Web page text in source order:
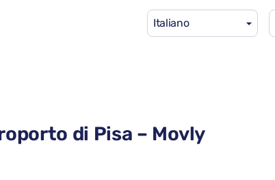
Italiano
di Pisa – Movly